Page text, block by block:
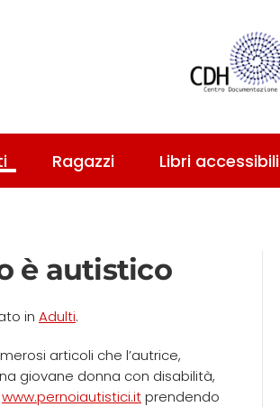
Ragazzi Libri accessibili
è autistico
in Adulti.
articoli che l’autrice,
giovane donna con disabilità,
www.pernoiautistici.itprendendo